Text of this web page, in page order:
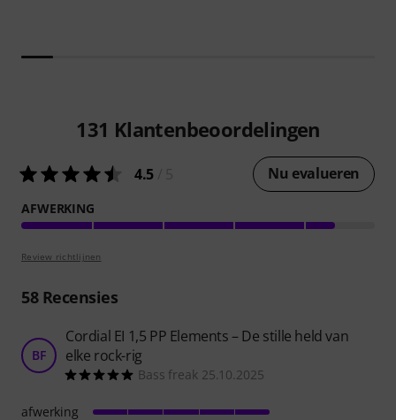
131 Klantenbeoordelingen
4.5 Nu evalueren
AFWERKING
Review richtlijnen
58Recensies
BF
Cordial EI 1,5 PP Elements – De stille held van
elke rock-rig
Bass freak 25.10.2025
afwerking